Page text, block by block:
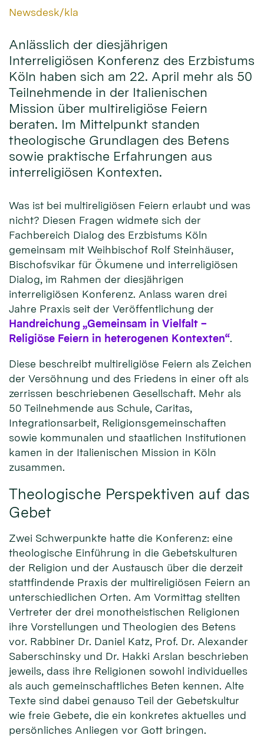
Von:
Newsdesk/kla
Anlässlich der diesjährigen
Interreligiösen Konferenz des Erzbistums
Köln haben sich am 22. April mehr als 50
Teilnehmende in der Italienischen
Mission über multireligiöse Feiern
beraten. Im Mittelpunkt standen
theologische Grundlagen des Betens
sowie praktische Erfahrungen aus
interreligiösen Kontexten.
Was ist bei multireligiösen Feiern erlaubt und was
nicht? Diesen Fragen widmete sich der
Fachbereich Dialog des Erzbistums Köln
gemeinsam mit Weihbischof Rolf Steinhäuser,
Bischofsvikar für Ökumene und interreligiösen
Dialog, im Rahmen der diesjährigen
interreligiösen Konferenz. Anlass waren drei
Jahre Praxis seit der Veröffentlichung der
Handreichung „Gemeinsam in Vielfalt –
Religiöse Feiern in heterogenen Kontexten“.
Diese beschreibt multireligiöse Feiern als Zeichen
der Versöhnung und des Friedens in einer oft als
zerrissen beschriebenen Gesellschaft. Mehr als
50 Teilnehmende aus Schule, Caritas,
Integrationsarbeit, Religionsgemeinschaften
sowie kommunalen und staatlichen Institutionen
kamen in der Italienischen Mission in Köln
zusammen.
Theologische Perspektiven auf das
Gebet
Zwei Schwerpunkte hatte die Konferenz: eine
theologische Einführung in die Gebetskulturen
der Religion und der Austausch über die derzeit
stattfindende Praxis der multireligiösen Feiern an
unterschiedlichen Orten. Am Vormittag stellten
Vertreter der drei monotheistischen Religionen
ihre Vorstellungen und Theologien des Betens
vor. Rabbiner Dr. Daniel Katz, Prof. Dr. Alexander
Saberschinsky und Dr. Hakki Arslan beschrieben
jeweils, dass ihre Religionen sowohl individuelles
als auch gemeinschaftliches Beten kennen. Alte
Texte sind dabei genauso Teil der Gebetskultur
wie freie Gebete, die ein konkretes aktuelles und
persönliches Anliegen vor Gott bringen.